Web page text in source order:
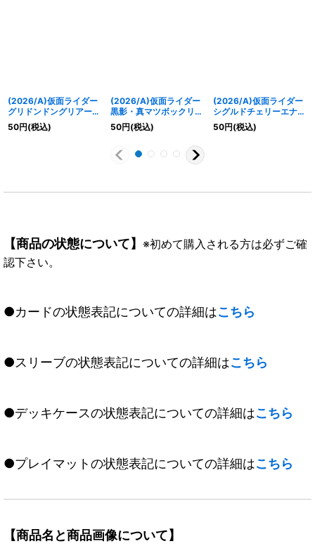
(2026/A)仮面ライダー
グリドンドングリアーム
ズ【C】{26RCB01-
002}《赤》
50円(税込)
(2026/A)仮面ライダー
黒影・真マツボックリエ
ナジーアームズ【C】
{26RCB01-010}《赤》
50円(税込)
(2026/A)仮面ライダー
シグルドチェリーエナジ
ーアームズ【C】
{26RCB01-006}《赤》
50円(税込)
【商品の状態について】 ※初めて購入される方は必ずご確
認下さい。
●カードの状態表記についての詳細はこちら
●スリーブの状態表記についての詳細はこちら
●デッキケースの状態表記についての詳細はこちら
●プレイマットの状態表記についての詳細はこちら
【商品名と商品画像について】